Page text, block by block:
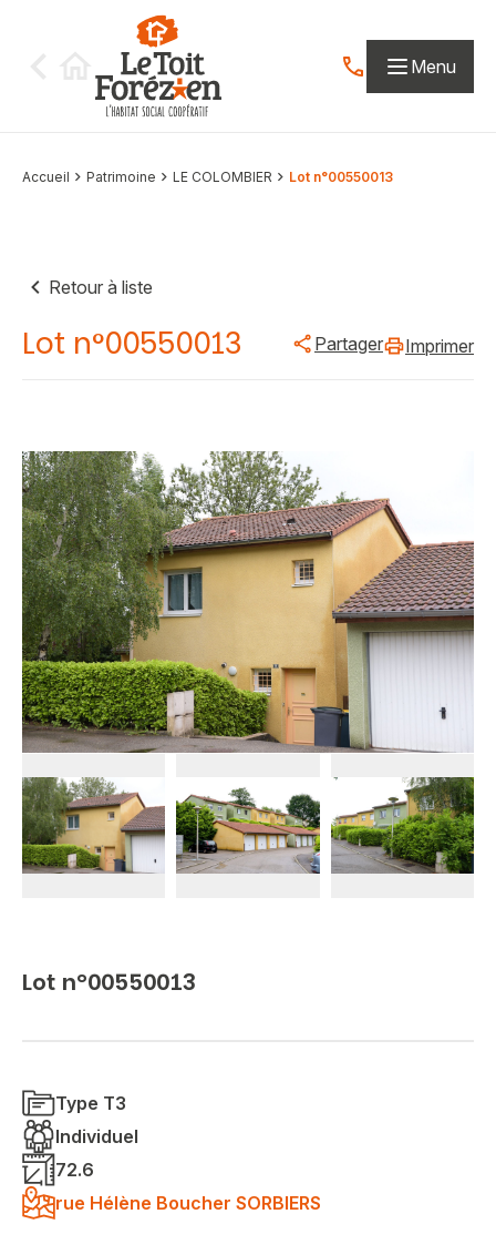
Contactez-nous
Menu
Accueil Patrimoine LE COLOMBIER Lot n°00550013
Retour à liste
Lot n°00550013 Partager Imprimer
Lot n°00550013
Type T3
Individuel
72.6
rue Hélène Boucher SORBIERS